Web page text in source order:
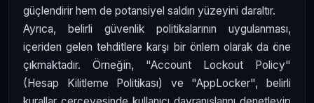
güçlendirir hem de potansiyel saldırı yüzeyini daraltır.
Ayrıca, belirli güvenlik politikalarının uygulanması,
içeriden gelen tehditlere karşı bir önlem olarak da öne
çıkmaktadır. Örneğin, "Account Lockout Policy"
(Hesap Kilitleme Politikası) ve "AppLocker", belirli